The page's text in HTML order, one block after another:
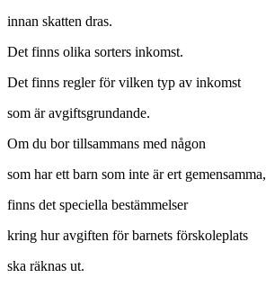
innan skatten dras.
Det finns olika sorters inkomst.
Det finns regler för vilken typ av inkomst
som är avgiftsgrundande.
Om du bor tillsammans med någon
som har ett barn som inte är ert gemensamma,
finns det speciella bestämmelser
kring hur avgiften för barnets förskoleplats
ska räknas ut.